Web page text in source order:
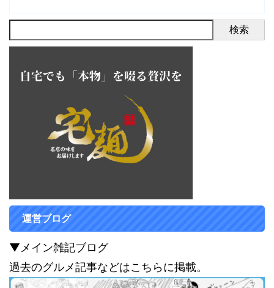
検索
運営ブログ
▼メイン雑記ブログ
過去のグルメ記事などはこちらに掲載。